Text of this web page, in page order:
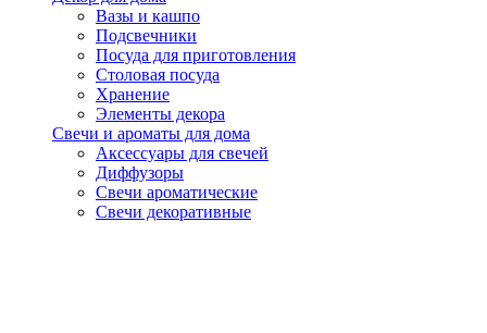
Вазы и кашпо
Подсвечники
Посуда для приготовления
Столовая посуда
Хранение
Элементы декора
Свечи и ароматы для дома
Аксессуары для свечей
Диффузоры
Свечи ароматические
Свечи декоративные